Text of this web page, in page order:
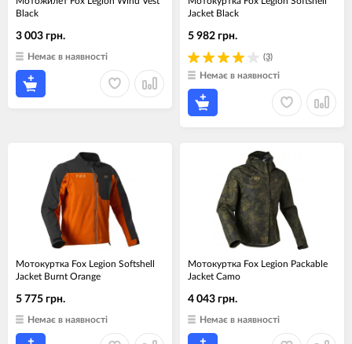
Black
3 003 грн.
Немає в наявності
Jacket Black
(3)
5 982 грн.
Немає в наявності
Мотокуртка Fox Legion Softshell
Jacket Burnt Orange
5 775 грн.
Немає в наявності
Мотокуртка Fox Legion Packable
Jacket Camo
4 043 грн.
Немає в наявності